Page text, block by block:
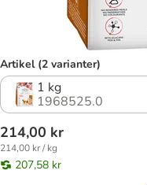
Artikel (2 varianter)
1 kg
1968525.0
214,00 kr
214,00 kr / kg
207,58 kr